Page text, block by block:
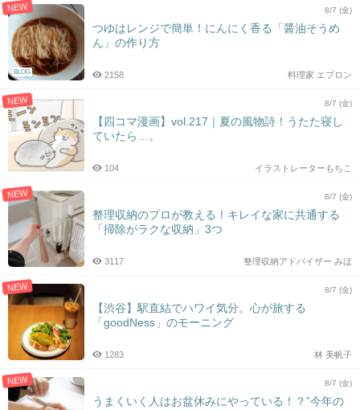
NEW
BLOG
8/7 (金)
つゆはレンジで簡単！にんにく香る「醤油そうめ
ん」の作り方
料理家 エプロン
2158
NEW 8/7 (金)
【四コマ漫画】vol.217｜夏の風物詩！うたた寝し
ていたら…。
イラストレーターもちこ
104
NEW 8/7 (金)
整理収納のプロが教える！キレイな家に共通する
「掃除がラクな収納」3つ
整理収納アドバイザー みほ
3117
NEW 8/7 (金)
【渋谷】駅直結でハワイ気分。心が旅する
「goodNess」のモーニング
林 美帆子
1283
NEW 8/7 (金)
うまくいく人はお盆休みにやっている！？”今年の